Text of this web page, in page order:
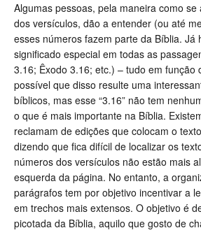
Algumas pessoas, pela maneira como
dos versículos, dão a entender (ou até
esses números fazem parte da Bíblia. Já
significado especial em todas as
3.16; Êxodo 3.16; etc.) – tudo em função
possível que disso resulte uma
bíblicos, mas esse “3.16” não tem
o que é mais importante na Bíblia.
reclamam de edições que colocam o
dizendo que fica difícil de localizar os
números dos versículos não estão mais
esquerda da página. No entanto, a
parágrafos tem por objetivo incentivar a
em trechos mais extensos. O objetivo é
picotada da Bíblia, aquilo que gosto de